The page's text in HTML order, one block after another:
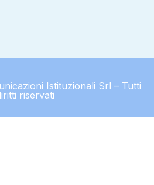
Istituzionali Srl – Tutti
riservati